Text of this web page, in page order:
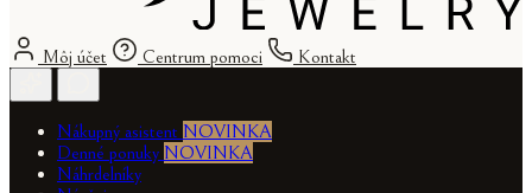
Môj účet Centrum pomoci Kontakt
Nákupný asistent NOVINKA
Denné ponuky NOVINKA
Náhrdelníky